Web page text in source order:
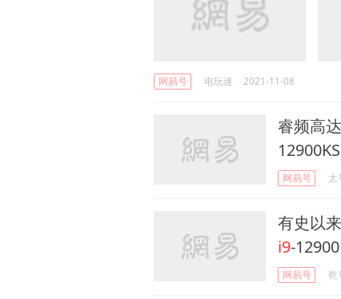
网易号 电玩迷 2021-11-08
睿频高
12900KS
网易号 太
有史以
i9-
网易号 乾